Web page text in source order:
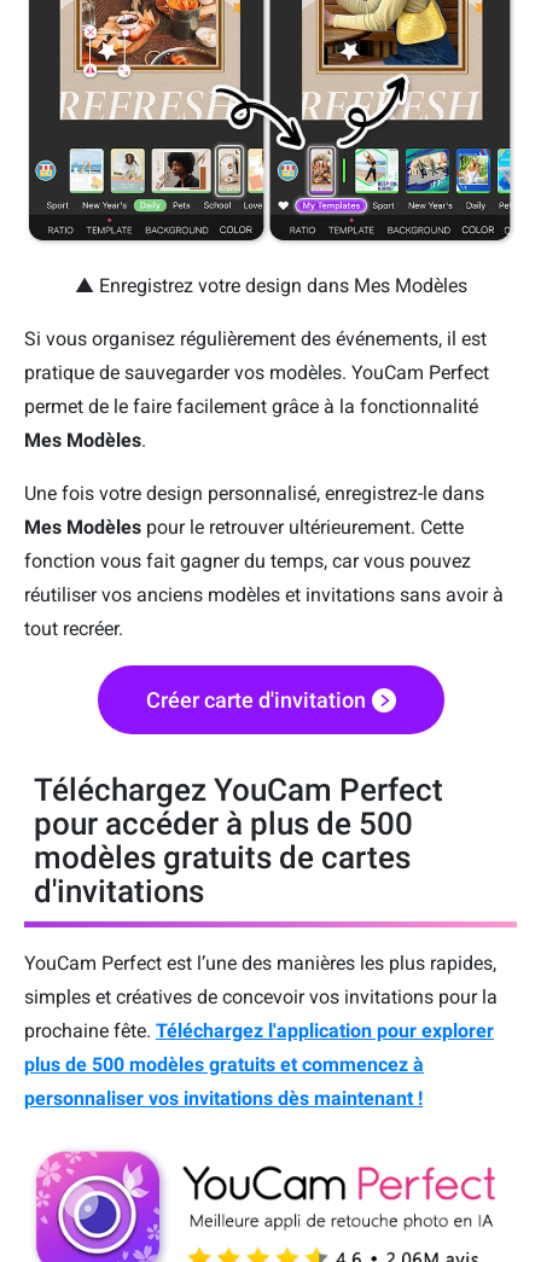
▲ Enregistrez votre design dans Mes Modèles
Si vous organisez régulièrement des événements, il est
pratique de sauvegarder vos modèles. YouCam Perfect
permet de le faire facilement grâce à la fonctionnalité
Mes Modèles.
Une fois votre design personnalisé, enregistrez-le dans
Mes Modèles pour le retrouver ultérieurement. Cette
fonction vous fait gagner du temps, car vous pouvez
réutiliser vos anciens modèles et invitations sans avoir à
tout recréer.
Créer carte d'invitation
Téléchargez YouCam Perfect
pour accéder à plus de 500
modèles gratuits de cartes
d'invitations
YouCam Perfect est l’une des manières les plus rapides,
simples et créatives de concevoir vos invitations pour la
prochaine fête. Téléchargez l'application pour explorer
plus de 500 modèles gratuits et commencez à
personnaliser vos invitations dès maintenant !